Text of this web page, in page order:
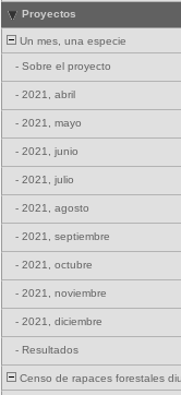
Proyectos
Un mes, una especie
- Sobre el proyecto
- 2021, abril
- 2021, mayo
- 2021, junio
- 2021, julio
- 2021, agosto
- 2021, septiembre
- 2021, octubre
- 2021, noviembre
- 2021, diciembre
- Resultados
Censo de rapaces forestales